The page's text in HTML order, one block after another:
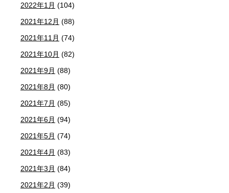
2022年1月 (104)
2021年12月 (88)
2021年11月 (74)
2021年10月 (82)
2021年9月 (88)
2021年8月 (80)
2021年7月 (85)
2021年6月 (94)
2021年5月 (74)
2021年4月 (83)
2021年3月 (84)
2021年2月 (39)